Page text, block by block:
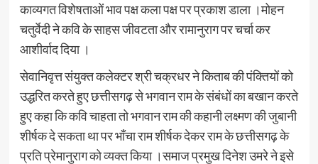
काव्यगत विशेषताओं भाव पक्ष कला पक्ष पर प्रकाश डाला ।मोहन
चतुर्वेदी ने कवि के साहस जीवटता और रामानुराग पर चर्चा कर
आशीर्वाद दिया ।
सेवानिवृत्त संयुक्त कलेक्टर श्री चक्रधर ने किताब की पंक्तियों को
उद्धरित करते हुए छत्तीसगढ़ से भगवान राम के संबंधों का बखान करते
हुए कहा कि कवि चाहता तो भगवान राम की कहानी लक्ष्मण की जुबानी
शीर्षक दे सकता था पर भाँचा राम शीर्षक देकर राम के छत्तीसगढ़ के
प्रति प्रेमानुराग को व्यक्त किया ।समाज प्रमुख दिनेश उमरे ने इसे